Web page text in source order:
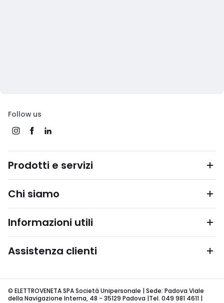
Follow us
Prodotti e servizi
Chi siamo
Informazioni utili
Assistenza clienti
© ELETTROVENETA SPA Società Unipersonale | Sede: Padova Viale
della Navigazione Interna, 48 - 35129 Padova |Tel. 049 981 4611 |